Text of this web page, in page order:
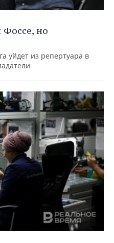
Фоссе, но
уйдет из репертуара в